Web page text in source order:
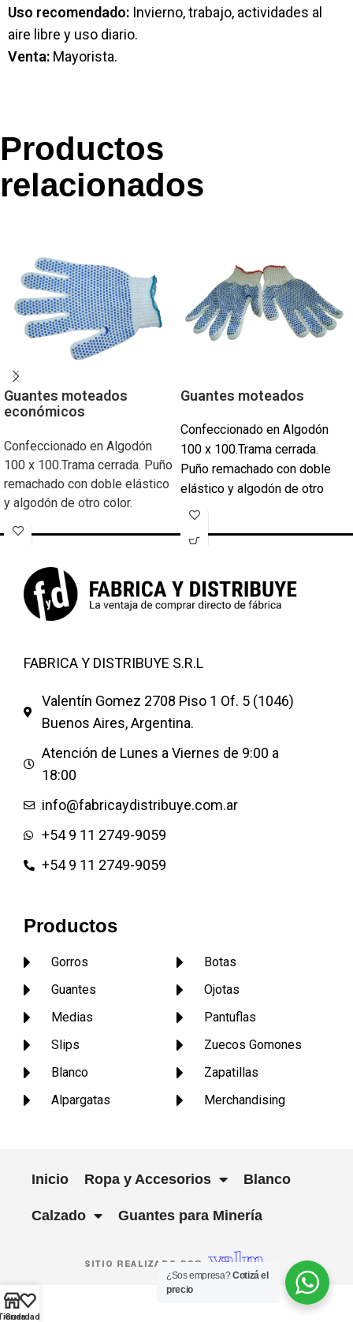
Uso recomendado: Invierno, trabajo, actividades al
aire libre y uso diario.
Venta: Mayorista.
Productos
relacionados
Guantes moteados
económicos
Confeccionado en Algodón
100 x 100.Trama cerrada. Puño
remachado con doble elástico
y algodón de otro color.
Puntos de PVC de alta
Verde (jardinería).
Medida Universal.
Por ser una fabrica de guantes
pares.
Guantes moteados
Confeccionado en Algodón
100 x 100.Trama cerrada.
Puño remachado con doble
elástico y algodón de otro
color.
Puntos de PVC de alta
Medida Universal.
pares.
FABRICA Y DISTRIBUYE S.R.L
Valentín Gomez 2708 Piso 1 Of. 5 (1046)
Buenos Aires, Argentina.
Atención de Lunes a Viernes de 9:00 a
18:00
info@fabricaydistribuye.com.ar
+54 9 11 2749-9059
+54 9 11 2749-9059
Productos
Gorros
Guantes
Medias
Slips
Blanco
Alpargatas
Botas
Ojotas
Pantuflas
Zuecos Gomones
Zapatillas
Merchandising
Inicio Ropa y Accesorios Blanco
Calzado Guantes para Minería
Guardados
¿Sos empresa?Cotizá el
precio